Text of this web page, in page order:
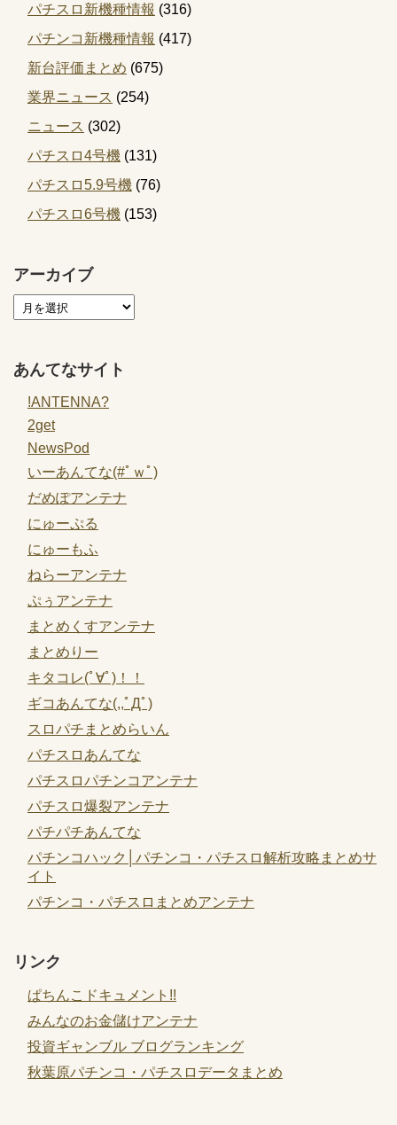
パチスロ新機種情報 (316)
パチンコ新機種情報 (417)
新台評価まとめ (675)
業界ニュース (254)
ニュース (302)
パチスロ4号機 (131)
パチスロ5.9号機 (76)
パチスロ6号機 (153)
アーカイブ
あんてなサイト
!ANTENNA?
2get
NewsPod
いーあんてな(#ﾟｗﾟ)
だめぽアンテナ
にゅーぷる
にゅーもふ
ねらーアンテナ
ぷぅアンテナ
まとめくすアンテナ
まとめりー
キタコレ(ﾟ∀ﾟ)！！
ギコあんてな(,,ﾟДﾟ)
スロパチまとめらいん
パチスロあんてな
パチスロパチンコアンテナ
パチスロ爆裂アンテナ
パチパチあんてな
パチンコハック│パチンコ・パチスロ解析攻略まとめサ
イト
パチンコ・パチスロまとめアンテナ
リンク
ぱちんこドキュメント!!
みんなのお金儲けアンテナ
投資ギャンブル ブログランキング
秋葉原パチンコ・パチスロデータまとめ